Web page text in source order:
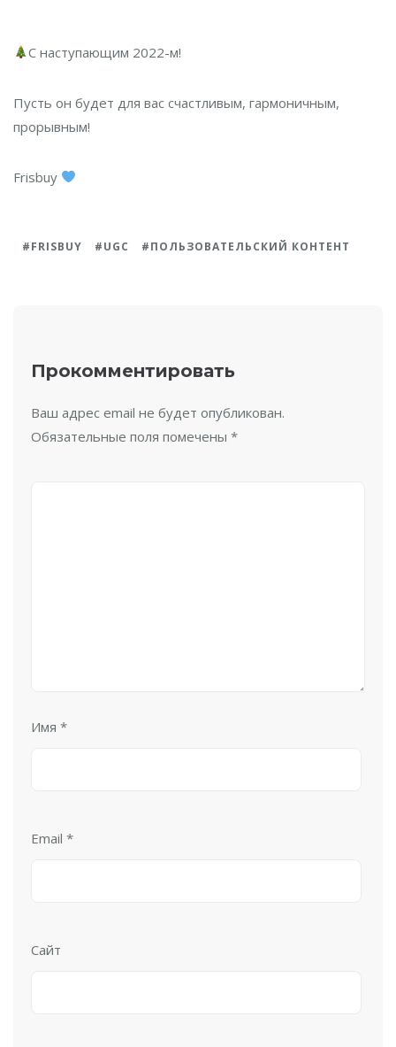
С наступающим 2022-м!
Пусть он будет для вас счастливым, гармоничным,
прорывным!
Frisbuy
FRISBUY UGC ПОЛЬЗОВАТЕЛЬСКИЙ КОНТЕНТ
Прокомментировать
Ваш адрес email не будет опубликован.
Обязательные поля помечены *
Имя *
Email *
Сайт